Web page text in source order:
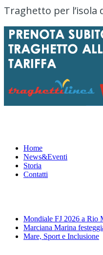
Traghetto per l’isola
Home
News&Eventi
Storia
Contatti
Mondiale FJ 2026 a Rio
Marciana Marina
Mare, Sport e Inclusione